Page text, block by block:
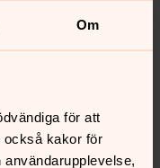
Om
för att
också kakor för
En av dem
om några av
mer om dem.